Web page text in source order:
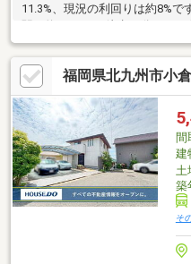
11.3%、現況の利回りは約8%
駅 約1951ｍ（徒歩25分）●JR
●JR九州工大前駅 約2404ｍ（
丁目」停 約362ｍ（徒歩5分
分）●思永中学校 約1800ｍ（
緑ヶ丘店 約68ｍ（徒歩1分）
歩6分）
福岡県北九州市小
間
建
土
築
そ